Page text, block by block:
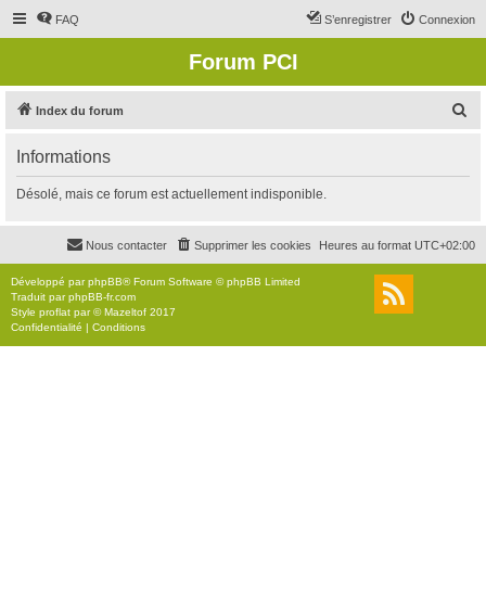
FAQ Connexion
S’enregistrer
Forum PCI
Index du forum
r
c
r
Informations
Désolé, mais ce forum est actuellement indisponible.
Heures au format UTC+02:00
Supprimer les cookies
Nous contacter
Développé parphpBB® Forum Software © phpBB Limited
Traduit parphpBB-fr.com
Style proflat par ©Mazeltof 2017
Confidentialité | Conditions